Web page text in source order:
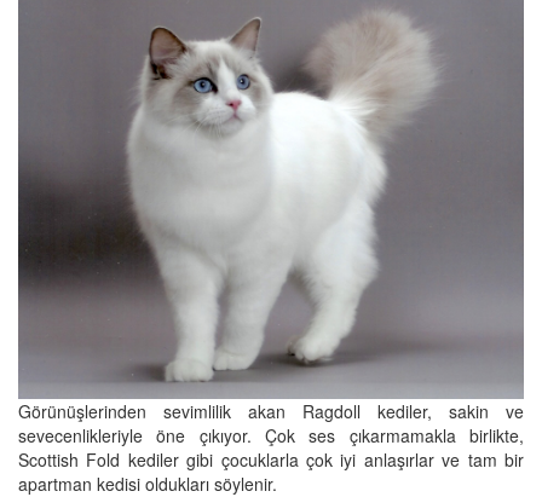
Görünüşlerinden sevimlilik akan Ragdoll kediler, sakin ve
sevecenlikleriyle öne çıkıyor. Çok ses çıkarmamakla birlikte,
Scottish Fold kediler gibi çocuklarla çok iyi anlaşırlar ve tam bir
apartman kedisi oldukları söylenir.